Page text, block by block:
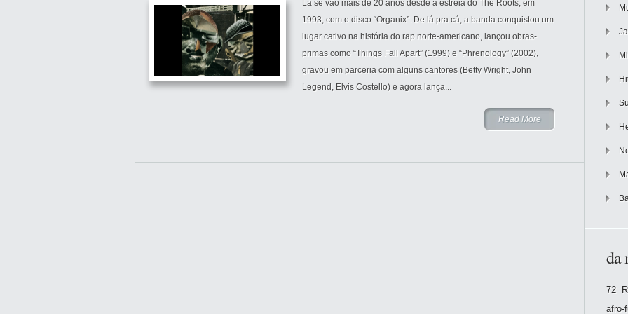
Lá se vão mais de 20 anos desde a estreia do The Roots, em
1993, com o disco “Organix”. De lá pra cá, a banda conquistou um
lugar cativo na história do rap norte-americano, lançou obras-
primas como “Things Fall Apart” (1999) e “Phrenology” (2002),
gravou em parceria com alguns cantores (Betty Wright, John
Legend, Elvis Costello) e agora lança...
Read More
da
72
afro-